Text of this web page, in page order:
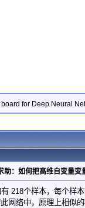
for Deep Neural
助：如何把高维自变量
218个样本，每个样
网络中，原理上相似